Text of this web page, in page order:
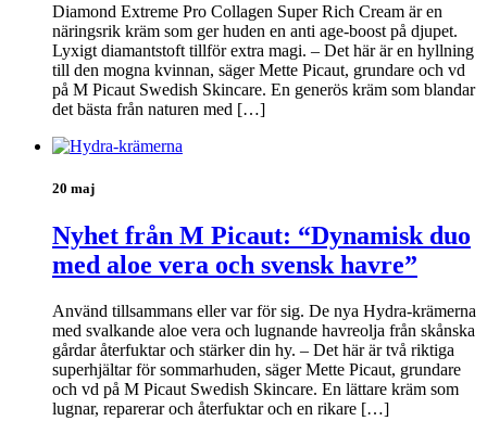
Diamond Extreme Pro Collagen Super Rich Cream är en
näringsrik kräm som ger huden en anti age-boost på djupet.
Lyxigt diamantstoft tillför extra magi. – Det här är en hyllning
till den mogna kvinnan, säger Mette Picaut, grundare och vd
på M Picaut Swedish Skincare. En generös kräm som blandar
det bästa från naturen med […]
20 maj
Nyhet från M Picaut: “Dynamisk duo
med aloe vera och svensk havre”
Använd tillsammans eller var för sig. De nya Hydra-krämerna
med svalkande aloe vera och lugnande havreolja från skånska
gårdar återfuktar och stärker din hy. – Det här är två riktiga
superhjältar för sommarhuden, säger Mette Picaut, grundare
och vd på M Picaut Swedish Skincare. En lättare kräm som
lugnar, reparerar och återfuktar och en rikare […]